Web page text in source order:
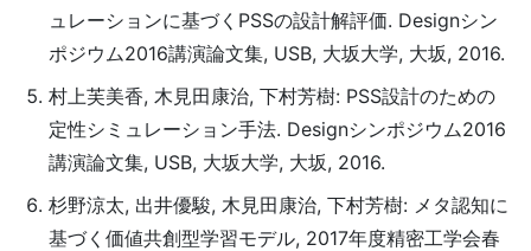
ュレーションに基づくPSSの設計解評価. Designシン
ポジウム2016講演論文集, USB, 大坂大学, 大坂, 2016.
村上芙美香, 木見田康治, 下村芳樹: PSS設計のための
定性シミュレーション手法. Designシンポジウム2016
講演論文集, USB, 大坂大学, 大坂, 2016.
杉野涼太, 出井優駿, 木見田康治, 下村芳樹: メタ認知に
基づく価値共創型学習モデル, 2017年度精密工学会春